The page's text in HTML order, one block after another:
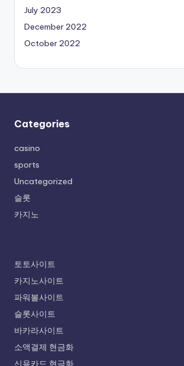
July 2023
December 2022
October 2022
Categories
casino
sports
Uncategorized
슬롯
카지노
토토사이트
카지노사이트
파워볼사이트
슬롯사이트
바카라사이트
소액결제 현금화
신용카드 현금화